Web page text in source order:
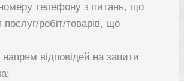
телефону з питань, що
робіт/товарів, що
напрям відповідей на запити